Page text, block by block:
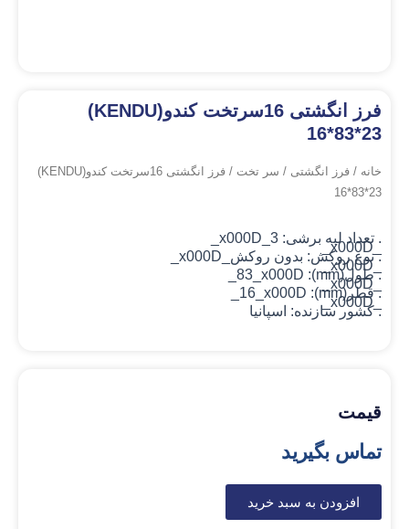
فرز انگشتی 16سرتخت کندو(KENDU)
16*83*23
خانه / فرز انگشتی / سر تخت
/ فرز انگشتی 16سرتخت کندو(KENDU)
16*83*23
. تعداد لبه برشی: 3_x000D_
_x000D_
. نوع روکش: بدون روکش
_x000D_
. طول(mm): 83_x000D_
_x000D_
. قطر(mm): 16_x000D_
_x000D_
. کشور سازنده: اسپانیا
قیمت
تماس بگیرید
افزودن به سبد خرید